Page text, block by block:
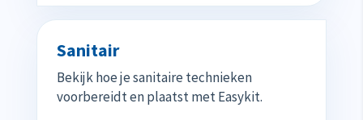
Sanitair
Bekijk hoe je sanitaire technieken
voorbereidt en plaatst met Easykit.